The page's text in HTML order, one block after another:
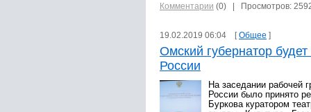
Комментарии (0) | Просмотров:
19.02.2019 06:04 [Общее ]
Омский губернатор
России
На заседании рабочей
России было принято
Буркова куратором